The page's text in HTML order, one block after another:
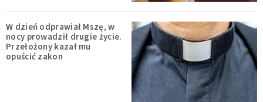
W dzień odprawiał Mszę, w
nocy prowadził drugie życie.
Przełożony kazał mu
opuścić zakon